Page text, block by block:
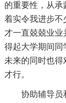
的重要性，从
着实令我进步不
才一直兢兢业业
得起大学期间同
未来的同时也得
才行。
协助辅导员